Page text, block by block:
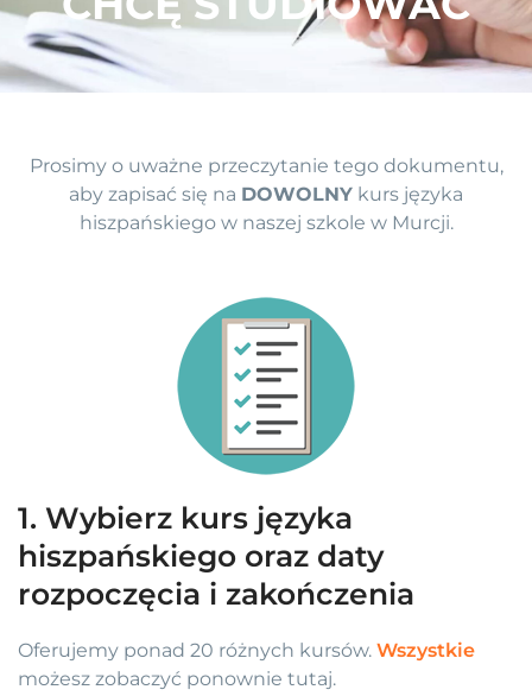
Prosimy o uważne przeczytanie tego dokumentu,
aby zapisać się na DOWOLNY kurs języka
hiszpańskiego w naszej szkole w Murcji.
1. Wybierz kurs języka
hiszpańskiego oraz daty
rozpoczęcia i zakończenia
Oferujemy ponad 20 różnych kursów. Wszystkie
możesz zobaczyć ponownie tutaj.